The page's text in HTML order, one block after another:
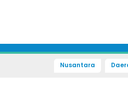
Nusantara